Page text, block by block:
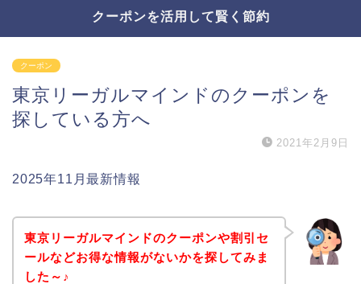
クーポンを活用して賢く節約
クーポン
東京リーガルマインドのクーポンを
探している方へ
2021年2月9日
2025年11月最新情報
東京リーガルマインドのクーポンや割引セ
ールなどお得な情報がないかを探してみま
した～♪